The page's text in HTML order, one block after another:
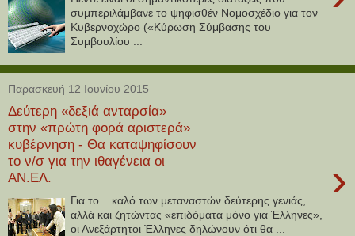
συμπεριλάμβανε το ψηφισθέν Νομοσχέδιο για τον
Κυβερνοχώρο («Κύρωση Σύμβασης του
Συμβουλίου ...
Παρασκευή 12 Ιουνίου 2015
Δεύτερη «δεξιά ανταρσία»
στην «πρώτη φορά αριστερά»
κυβέρνηση - Θα καταψηφίσουν
το ν/σ για την ιθαγένεια οι
ΑΝ.ΕΛ.
›
Για το... καλό των μεταναστών δεύτερης γενιάς,
αλλά και ζητώντας «επιδόματα μόνο για Έλληνες»,
οι Ανεξάρτητοι Έλληνες δηλώνουν ότι θα ...